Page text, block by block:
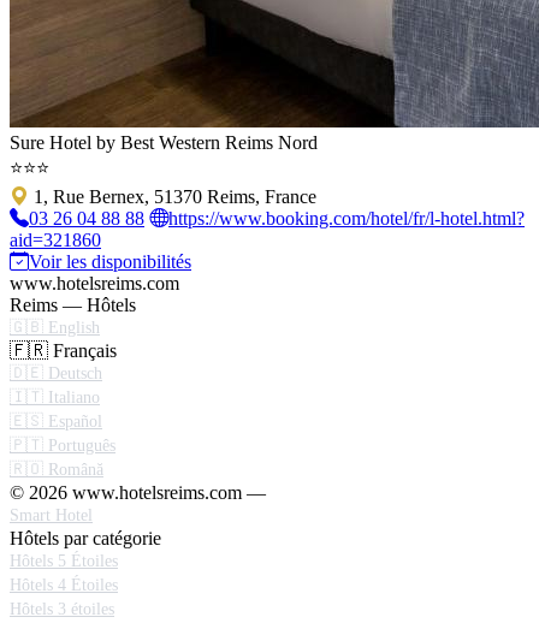
Sure Hotel by Best Western Reims Nord
⭐⭐⭐
1, Rue Bernex, 51370 Reims, France
03 26 04 88 88
https://www.booking.com/hotel/fr/l-hotel.html?
aid=321860
Voir les disponibilités
www.hotelsreims.com
Reims — Hôtels
🇬🇧 English
🇫🇷 Français
🇩🇪 Deutsch
🇮🇹 Italiano
🇪🇸 Español
🇵🇹 Português
🇷🇴 Română
© 2026 www.hotelsreims.com —
Smart Hotel
Hôtels par catégorie
Hôtels 5 Étoiles
Hôtels 4 Étoiles
Hôtels 3 étoiles